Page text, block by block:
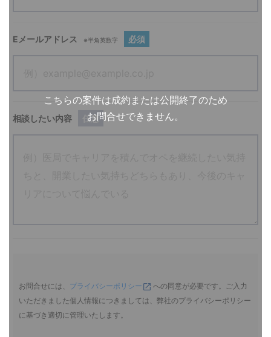
こちらの案件は成約または公開終了のため
お問合せできません。
Eメールアドレス ※半角英数字 必須
相談したい内容 任意
お問合せには、 プライバシーポリシー
への同意が必要です。ご入力
いただきました個人情報につきましては、弊社のプライバシーポリシー
に基づき適切に管理いたします。